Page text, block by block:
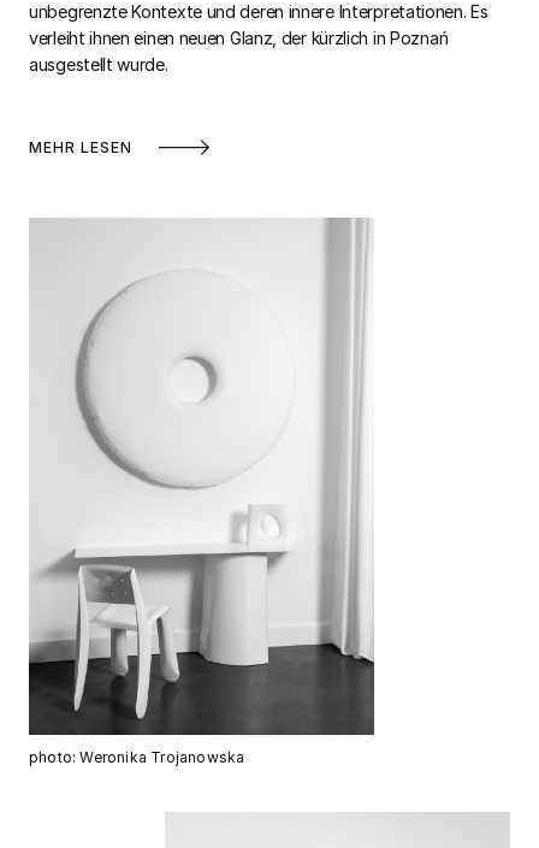
unbegrenzte Kontexte und deren innere Interpretationen. Es
verleiht ihnen einen neuen Glanz, der kürzlich in Poznań
ausgestellt wurde.
MEHR LESEN
photo: Weronika Trojanowska